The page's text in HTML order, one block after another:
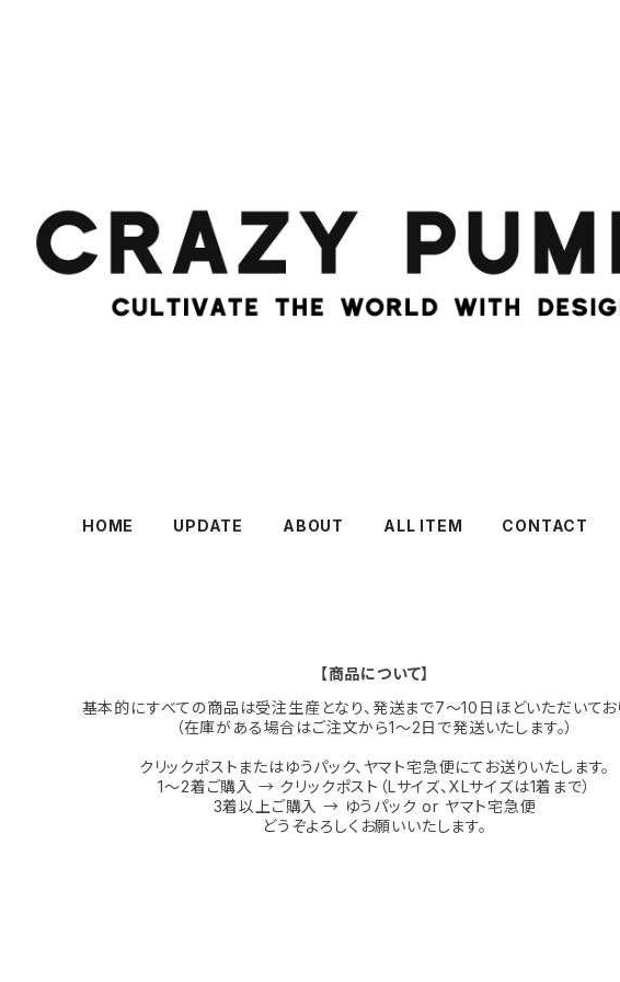
HOME UPDATE ABOUT ALL ITEM CONTACT
【商品について】
基本的にすべての商品は受注生産となり、発送まで7〜10日ほどいただいてお
（在庫がある場合はご注文から1〜2日で発送いたします。）
クリックポストまたはゆうパック、ヤマト宅急便にてお送りいたします。
1〜2着ご購入 → クリックポスト（Lサイズ、XLサイズは1着まで）
3着以上ご購入 → ゆうパック or ヤマト宅急便
どうぞよろしくお願いいたします。